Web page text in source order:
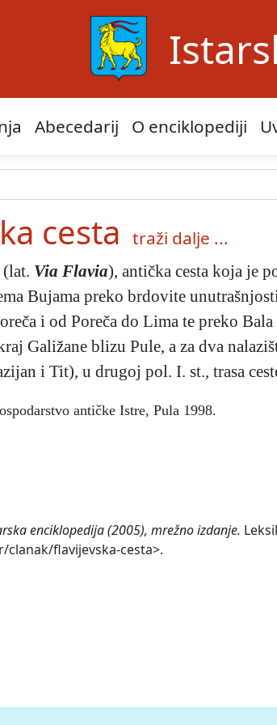
Abecedarij O enciklopediji
cesta traži dalje ...
(lat. Via Flavia), antička cesta koja je
Bujama preko brdovite
i od Poreča do Lima te preko
Galižane blizu Pule, a za dva
i Tit), u drugoj pol. I. st., trasa
antičke Istre, Pula 1998.
enciklopedija (2005), mrežno izdanje.
flavijevska-cesta>.